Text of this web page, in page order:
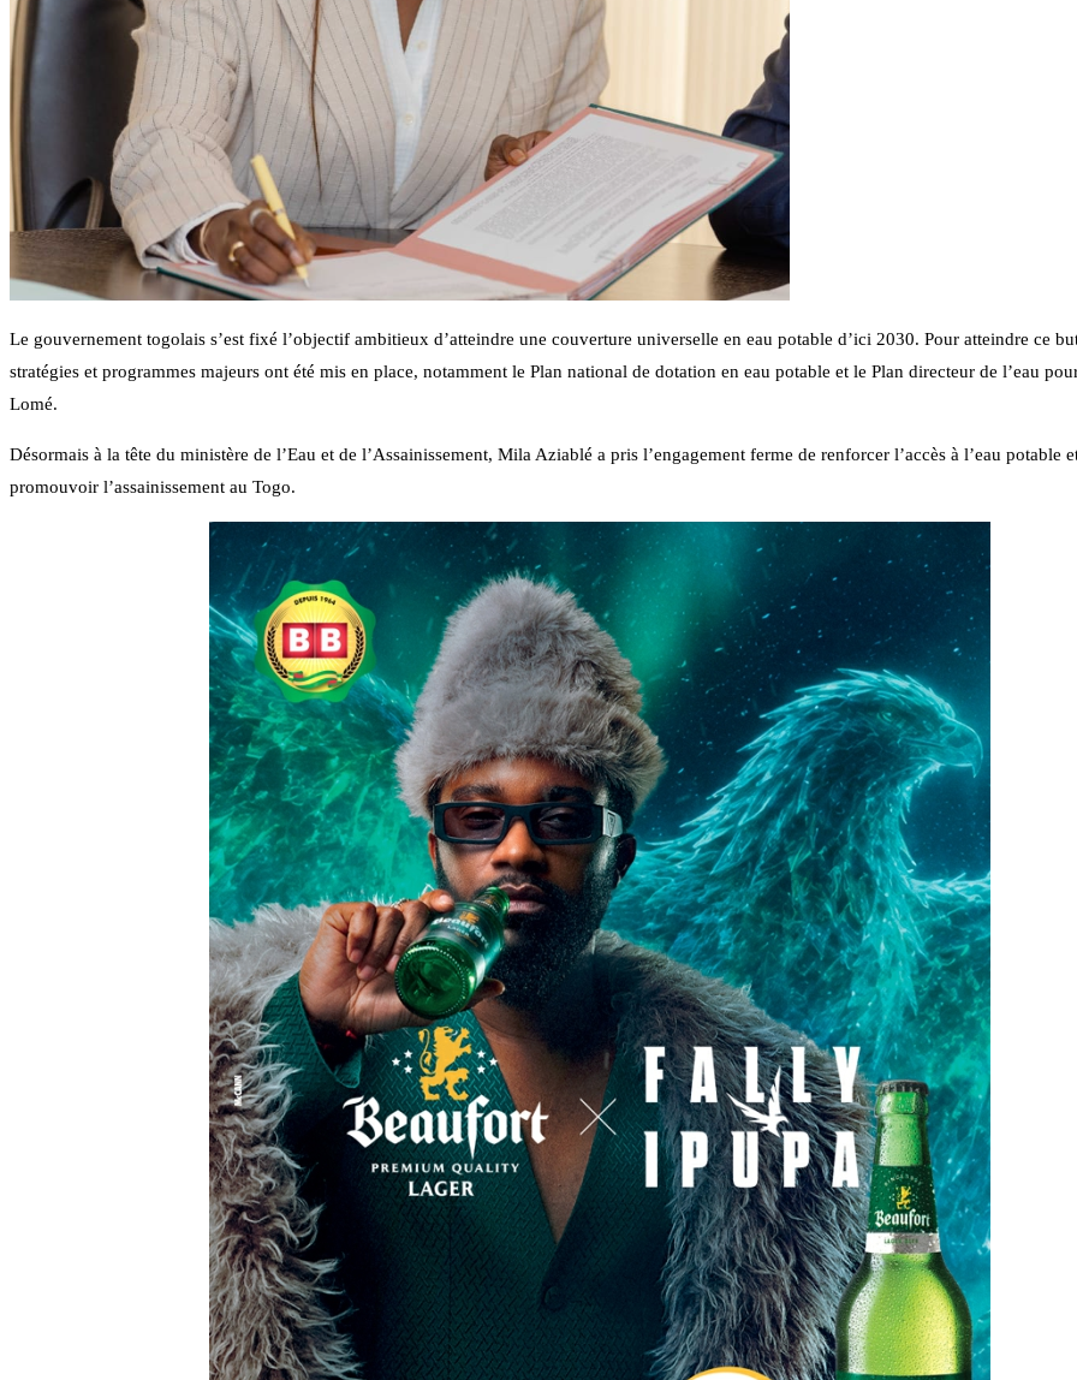
Le gouvernement togolais s’est fixé l’objectif ambitieux d’atteindre une couverture universelle en eau potable d’ici 2030. Pour atteindre ce
stratégies et programmes majeurs ont été mis en place, notamment le Plan national de dotation en eau potable et le Plan directeur de l’eau
Lomé.
Désormais à la tête du ministère de l’Eau et de l’Assainissement, Mila Aziablé a pris l’engagement ferme de renforcer l’accès à l’eau potable
promouvoir l’assainissement au Togo.